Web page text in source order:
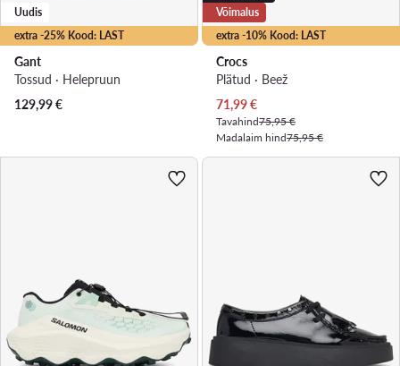
extra -25% Kood: LAST
Uudis
Gant
Tossud · Helepruun
129,99€
extra -10% Kood: LAST
Võimalus
Crocs
Plätud · Beež
Praegune hind
71,99€
Tavahind75,95 €
Madalaim hind75,95 €